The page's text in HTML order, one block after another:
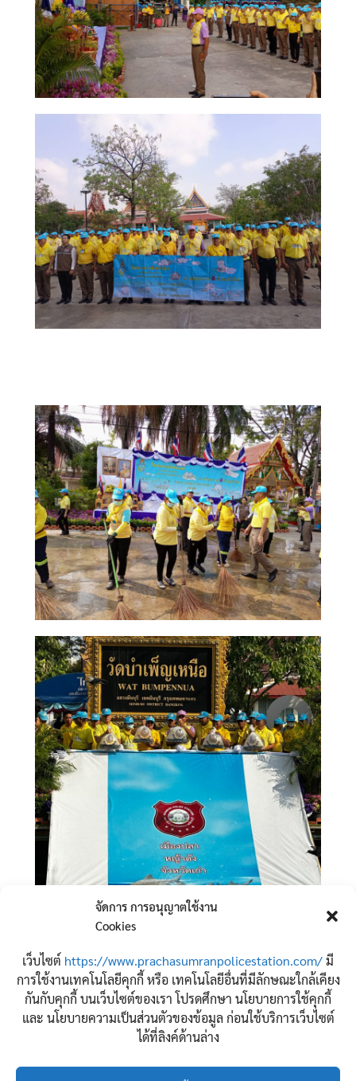
จัดการ การอนุญาตใช้งาน
Cookies
เว็บไซต์ https://www.prachasumranpolicestation.com/มี
การใช้งานเทคโนโลยีคุกกี้ หรือ เทคโนโลยีอื่นที่มีลักษณะใกล้เคียง
กันกับคุกกี้ บนเว็บไซต์ของเรา โปรดศึกษา นโยบายการใช้คุกกี้
และ นโยบายความเป็นส่วนตัวของข้อมูล ก่อนใช้บริการเว็บไซต์
ได้ที่ลิงค์ด้านล่าง
จำนวนผู้เข้าชม:64